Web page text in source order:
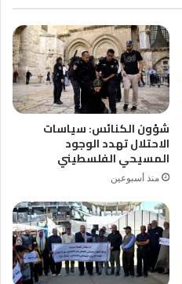
شؤون الكنائس: سياسات
الاحتلال تهدد الوجود
المسيحي الفلسطيني
منذ أسبوعين